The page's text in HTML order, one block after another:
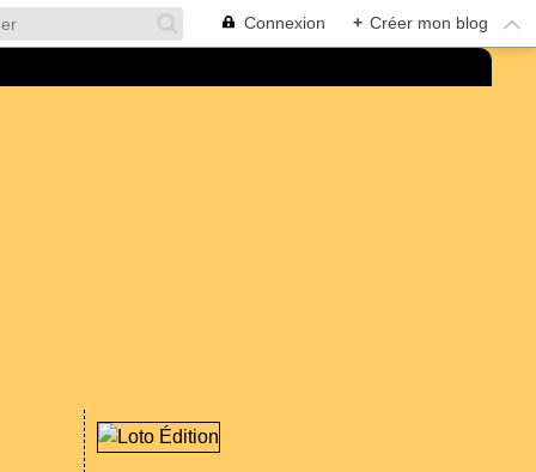
Connexion + Créer mon blog